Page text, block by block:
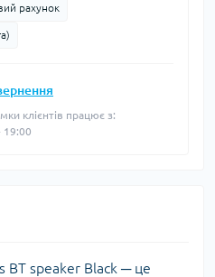
рахунок
клієнтів працює з:
19:00
BT speaker Black ─ це